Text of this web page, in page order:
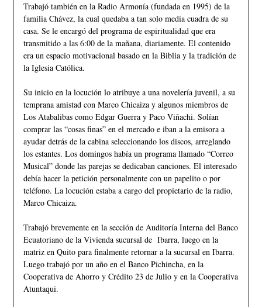
Trabajó también en la Radio Armonía (fundada en 1995) de la
familia Chávez, la cual quedaba a tan solo media cuadra de su
casa. Se le encargó del programa de espiritualidad que era
transmitido a las 6:00 de la mañana, diariamente. El contenido
era un espacio motivacional basado en la Biblia y la tradición de
la Iglesia Católica.
Su inicio en la locución lo atribuye a una novelería juvenil, a su
temprana amistad con Marco Chicaiza y algunos miembros de
Los Atabalibas como Edgar Guerra y Paco Viñachi. Solían
comprar las “cosas finas” en el mercado e iban a la emisora a
ayudar detrás de la cabina seleccionando los discos, arreglando
los estantes. Los domingos había un programa llamado “Correo
Musical” donde las parejas se dedicaban canciones. El interesado
debía hacer la petición personalmente con un papelito o por
teléfono. La locución estaba a cargo del propietario de la radio,
Marco Chicaiza.
Trabajó brevemente en la sección de Auditoría Interna del Banco
Ecuatoriano de la Vivienda sucursal de Ibarra, luego en la
matriz en Quito para finalmente retornar a la sucursal en Ibarra.
Luego trabajó por un año en el Banco Pichincha, en la
Cooperativa de Ahorro y Crédito 23 de Julio y en la Cooperativa
Atuntaqui.